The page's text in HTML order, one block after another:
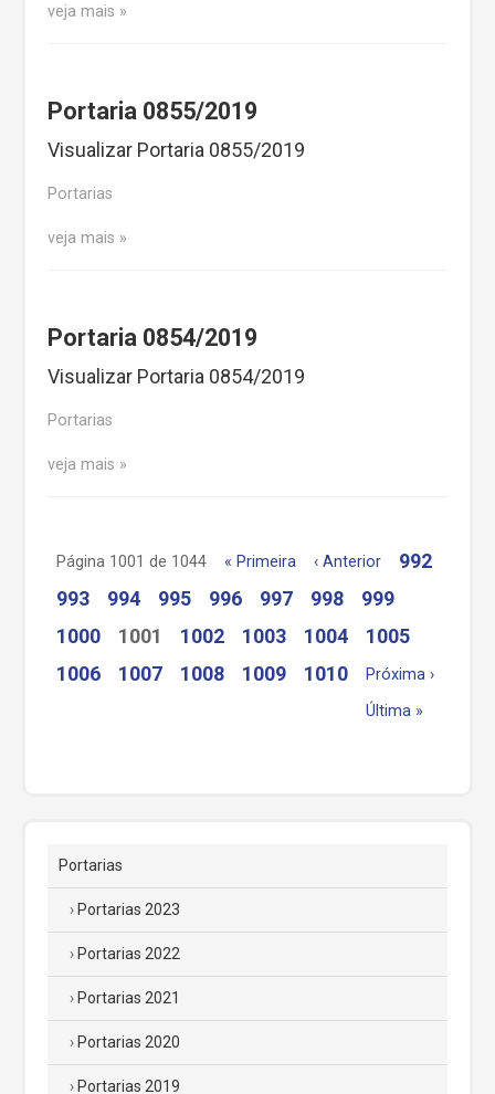
veja mais
Portaria 0855/2019
Visualizar Portaria 0855/2019
Portarias
veja mais
Portaria 0854/2019
Visualizar Portaria 0854/2019
Portarias
veja mais
Página 1001 de 1044 « Primeira ‹ Anterior
992
993
994 995 996 997 998
999
1000
1001 1002 1003 1004
1005
1006
1007 1008 1009 1010
Próxima ›
Última »
Portarias
Portarias 2023
Portarias 2022
Portarias 2021
Portarias 2020
Portarias 2019